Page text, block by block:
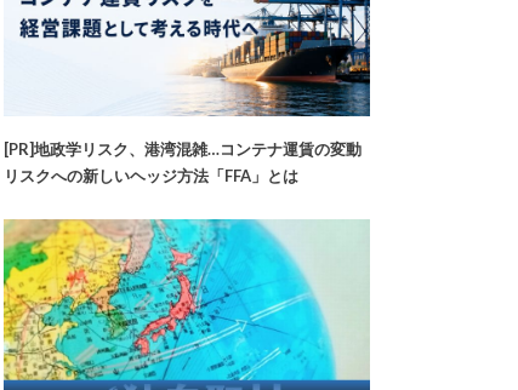
[PR]地政学リスク、港湾混雑…コンテナ運賃の変動
リスクへの新しいヘッジ方法「FFA」とは